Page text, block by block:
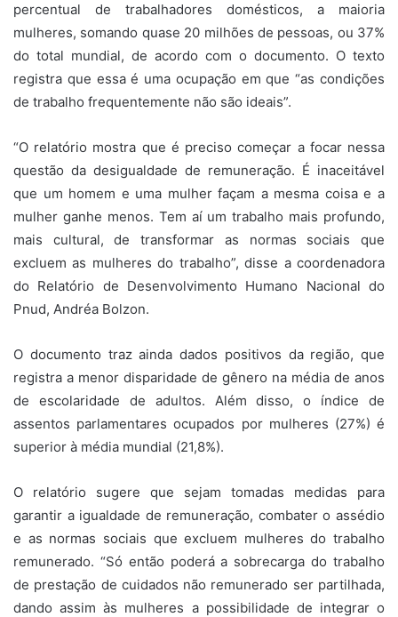
percentual de trabalhadores domésticos, a maioria
mulheres, somando quase 20 milhões de pessoas, ou 37%
do total mundial, de acordo com o documento. O texto
registra que essa é uma ocupação em que “as condições
de trabalho frequentemente não são ideais”.
“O relatório mostra que é preciso começar a focar nessa
questão da desigualdade de remuneração. É inaceitável
que um homem e uma mulher façam a mesma coisa e a
mulher ganhe menos. Tem aí um trabalho mais profundo,
mais cultural, de transformar as normas sociais que
excluem as mulheres do trabalho”, disse a coordenadora
do Relatório de Desenvolvimento Humano Nacional do
Pnud, Andréa Bolzon.
O documento traz ainda dados positivos da região, que
registra a menor disparidade de gênero na média de anos
de escolaridade de adultos. Além disso, o índice de
assentos parlamentares ocupados por mulheres (27%) é
superior à média mundial (21,8%).
O relatório sugere que sejam tomadas medidas para
garantir a igualdade de remuneração, combater o assédio
e as normas sociais que excluem mulheres do trabalho
remunerado. “Só então poderá a sobrecarga do trabalho
de prestação de cuidados não remunerado ser partilhada,
dando assim às mulheres a possibilidade de integrar o